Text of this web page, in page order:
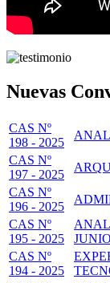
Nuevas
CAS Nº
198 - 2025
CAS Nº
197 - 2025
CAS Nº
196 - 2025
CAS Nº
195 - 2025
CAS Nº
194 - 2025